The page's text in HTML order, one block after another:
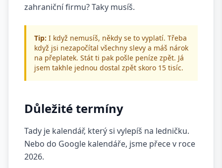
zahraniční firmu? Taky musíš.
Tip: I když nemusíš, někdy se to vyplatí. Třeba
když jsi nezapočítal všechny slevy a máš nárok
na přeplatek. Stát ti pak pošle peníze zpět. Já
jsem takhle jednou dostal zpět skoro 15 tisíc.
Důležité termíny
Tady je kalendář, který si vylepíš na ledničku.
Nebo do Google kalendáře, jsme přece v roce
2026.